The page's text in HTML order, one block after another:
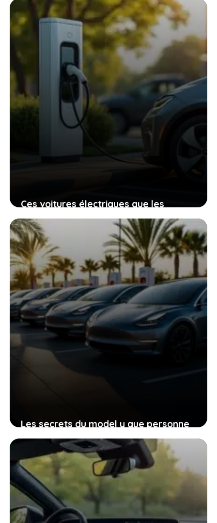
des ventes européennes, que devez-
vous savoir ?
16 janvier 2026
Ces voitures électriques que les
Français boudent, et ce que cela dit
sur vos besoins réels en mobilité
10 janvier 2026
Les secrets du model y que personne
n’attendait et son autonomie jamais
vue en france
9 janvier 2026